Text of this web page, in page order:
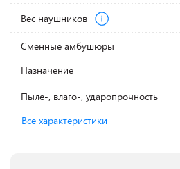
Вес наушников
Сменные амбушюры
Назначение
Пыле-, влаго-, ударопрочность
Все характеристики